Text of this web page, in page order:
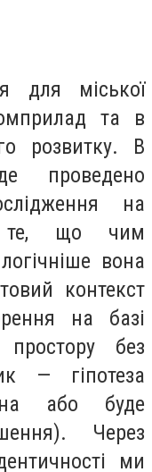
для міської
та в
розвитку. В
проведено
на
те, що чим
вона
контекст
на базі
простору без
— гіпотеза
або буде
Через
ми